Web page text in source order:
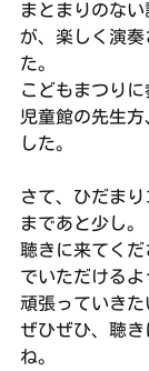
まとまりのな
が、楽しく演
た。
こどもまつりに
児童館の先生
した。
さて、ひだま
まであと少し。
聴きに来てく
でいただける
頑張っていきた
ぜひぜひ、聴
ね。